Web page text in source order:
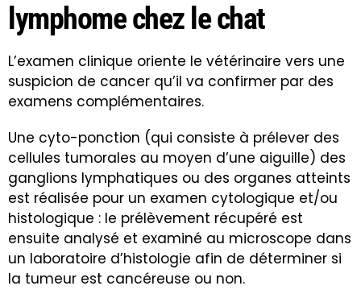
lymphome chez le chat
L’examen clinique oriente le vétérinaire vers une
suspicion de cancer qu’il va confirmer par des
examens complémentaires.
Une cyto-ponction (qui consiste à prélever des
cellules tumorales au moyen d’une aiguille) des
ganglions lymphatiques ou des organes atteints
est réalisée pour un examen cytologique et/ou
histologique : le prélèvement récupéré est
ensuite analysé et examiné au microscope dans
un laboratoire d’histologie afin de déterminer si
la tumeur est cancéreuse ou non.